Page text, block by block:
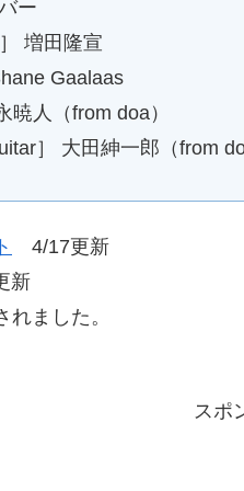
ー
増田隆宣
Gaalaas
人（from doa）
］ 大田紳一郎（from
4/17更新
新
ました。
スポ